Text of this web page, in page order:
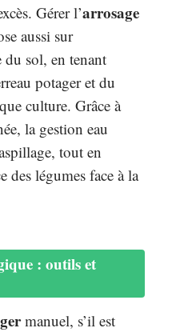
Gérer l’arrosage
aussi sur
du sol, en tenant
potager et du
culture. Grâce à
la gestion eau
tout en
des légumes face à la
: outils et
manuel, s’il est